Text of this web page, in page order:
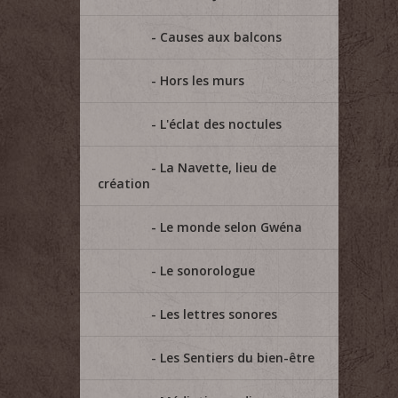
Causes aux balcons
Hors les murs
L'éclat des noctules
La Navette, lieu de
création
Le monde selon Gwéna
Le sonorologue
Les lettres sonores
Les Sentiers du bien-être